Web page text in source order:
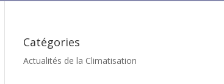
Catégories
Actualités de la Climatisation